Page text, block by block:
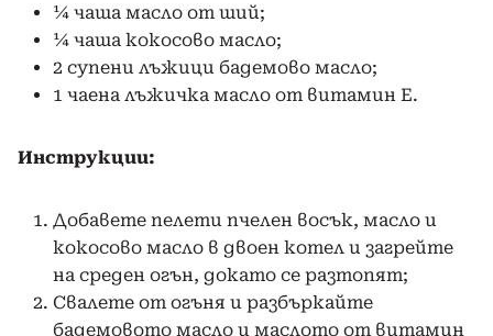
¼ чаша масло от ший;
¼ чаша кокосово масло;
2 супени лъжици бадемово масло;
1 чаена лъжичка масло от витамин Е.
Инструкции:
Добавете пелети пчелен восък, масло и
кокосово масло в двоен котел и загрейте
на среден огън, докато се разтопят;
Свалете от огъня и разбъркайте
бадемовото масло и маслото от витамин